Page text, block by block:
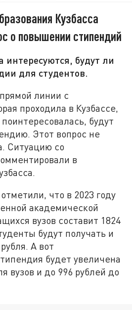
Кузбасса
о повышении стипендий
интересуются, будут ли
для студентов.
линии с
проходила в Кузбассе,
будут
Этот вопрос не
Ситуацию со
в
что в 2023 году
академической
вузов составит 1824
будут получать и
А вот
будет увеличена
вузов и до 996 рублей до